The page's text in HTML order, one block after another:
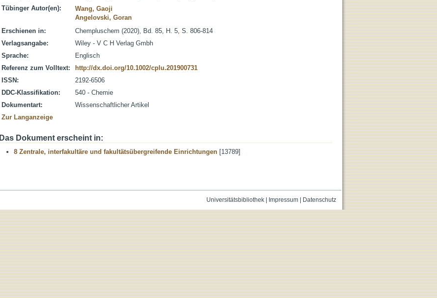
Tübinger Autor(en):
Wang, Gaoji
Angelovski, Goran
Erschienen in:
Chempluschem (2020), Bd. 85, H. 5, S. 806-814
Verlagsangabe:
Wiley - V C H Verlag Gmbh
Sprache:
Englisch
Referenz zum Volltext:
http://dx.doi.org/10.1002/cplu.201900731
ISSN:
2192-6506
DDC-Klassifikation:
540 - Chemie
Dokumentart:
Wissenschaftlicher Artikel
Zur Langanzeige
Das Dokument erscheint in:
8 Zentrale, interfakultäre und fakultätsübergreifende Einrichtungen [13789]
Universitätsbibliothek| Impressum| Datenschutz